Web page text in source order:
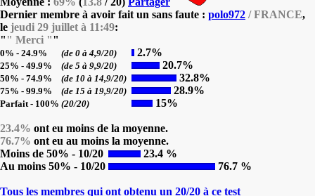
Dernier membre à avoir fait un sans faute : polo972 / FRANCE,
le jeudi 29 juillet à 11:49:
" " Merci ""
0% - 24.9% (de 0 à 4,9/20) 2.7%
25% - 49.9% (de 5 à 9,9/20) 20.7%
50% - 74.9% (de 10 à 14,9/20) 32.8%
75% - 99.9% (de 15 à 19,9/20) 28.9%
Parfait - 100% (20/20) 15%
23.4% ont eu moins de la moyenne.
76.7% ont eu au moins la moyenne.
Moins de 50% - 10/20
23.4 %
Au moins 50% - 10/20
76.7 %
Tous les membres qui ont obtenu un 20/20 à ce test